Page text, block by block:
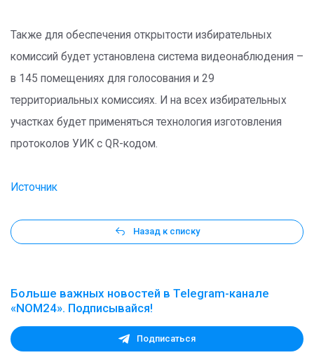
Также для обеспечения открытости избирательных
комиссий будет установлена система видеонаблюдения –
в 145 помещениях для голосования и 29
территориальных комиссиях. И на всех избирательных
участках будет применяться технология изготовления
протоколов УИК с QR-кодом.
Источник
Назад к списку
Больше важных новостей в Telegram-канале
«NOM24». Подписывайся!
Подписаться